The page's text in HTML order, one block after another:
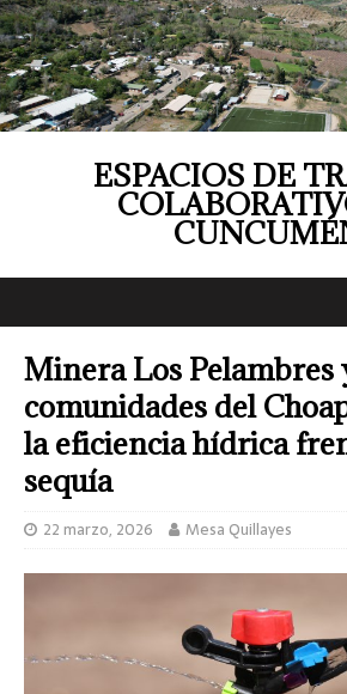
ESPACIOS DE
Minera Los Pelambres
comunidades del
la eficiencia hídrica
sequía
22 marzo, 2026 Mesa Quillayes